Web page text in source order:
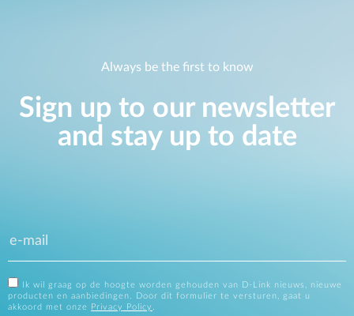
Always be the first to know
Sign up to our newsletter
and stay up to date
Ik wil graag op de hoogte worden gehouden van D-Link nieuws, nieuwe
producten en aanbiedingen. Door dit formulier te versturen, gaat u
akkoord met onze
Privacy Policy